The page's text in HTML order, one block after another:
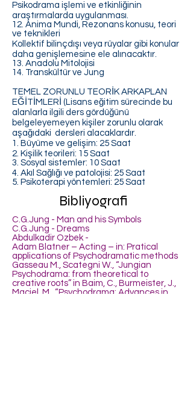
Psikodrama işlemi ve etkinliğinin
araştırmalarda uygulanması.
12. Anima Mundi, Rezonans konusu, teori
ve teknikleri
Kollektif bilinçdışı veya rüyalar gibi konular
daha genişlemesine ele alınacaktır.
13. Anadolu Mitolojisi
14. Transkültür ve Jung
TEMEL ZORUNLU TEORİK ARKAPLAN
EĞİTİMLERİ (Lisans eğitim sürecinde bu
alanlarla ilgili ders gördüğünü
belgeleyemeyen kişiler zorunlu olarak
aşağıdaki dersleri alacaklardır.
1. Büyüme ve gelişim: 25 Saat
2. Kişilik teorileri: 15 Saat
3. Sosyal sistemler: 10 Saat
4. Akıl Sağlığı ve patolojisi: 25 Saat
5. Psikoterapi yöntemleri: 25 Saat
Bibliyografi
C.G.Jung - Man and his Symbols
C.G.Jung - Dreams
Abdulkadir Ozbek -
Adam Blatner – Acting – in: Pratical
applications of Psychodramatic methods
Gasseau M., Scategni W., “Jungian
Psychodrama: from theoretical to
creative roots” in Baim, C., Burmeister, J.,
Maciel, M., “Psychodrama: Advances in